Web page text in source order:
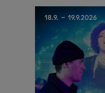
18.9. - 19.9.2026